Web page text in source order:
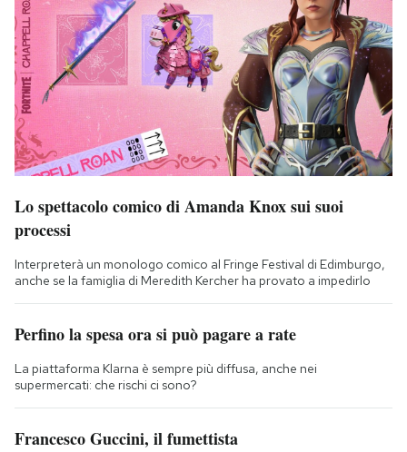
Lo spettacolo comico di Amanda Knox sui suoi
processi
Interpreterà un monologo comico al Fringe Festival di Edimburgo,
anche se la famiglia di Meredith Kercher ha provato a impedirlo
Perfino la spesa ora si può pagare a rate
La piattaforma Klarna è sempre più diffusa, anche nei
supermercati: che rischi ci sono?
Francesco Guccini, il fumettista